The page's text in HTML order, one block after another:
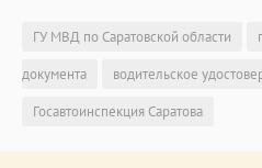
ГУ МВД по Саратовской области
документа
водительское
Госавтоинспекция Саратова